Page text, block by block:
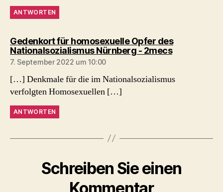
ANTWORTEN
Gedenkort für homosexuelle Opfer des
Nationalsozialismus Nürnberg - 2mecssagt:
7. September 2022 um 10:00
[…] Denkmale für die im Nationalsozialismus
verfolgten Homosexuellen […]
ANTWORTEN
Schreiben Sie einen